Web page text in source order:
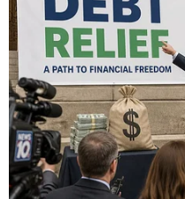
rộng. Đáng chú ý,
theo cơ quan khí
nắng nóng này có
vòng 5 năm trở lại
Điểm đặc biệt của
thời gian nắng duy trì
các khu vực. Ban